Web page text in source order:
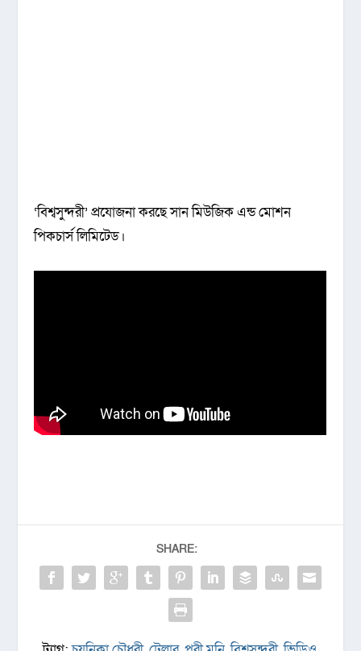
‘বিশ্বসুন্দরী’ প্রযোজনা করছে সান মিউজিক এন্ড মোশন
পিকচার্স লিমিটেড।
SHARE: